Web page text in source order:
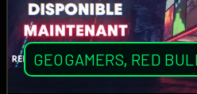
GEOGAMERS, RED